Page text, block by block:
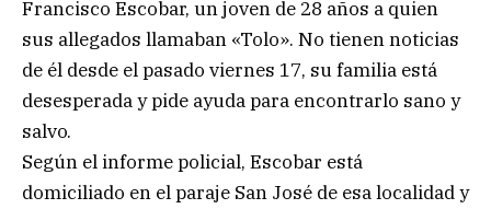
Francisco Escobar, un joven de 28 años a quien
sus allegados llamaban «Tolo». No tienen noticias
de él desde el pasado viernes 17, su familia está
desesperada y pide ayuda para encontrarlo sano y
salvo.
Según el informe policial, Escobar está
domiciliado en el paraje San José de esa localidad y